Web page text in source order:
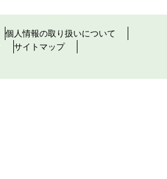
個人情報の取り扱いについて
サイトマップ